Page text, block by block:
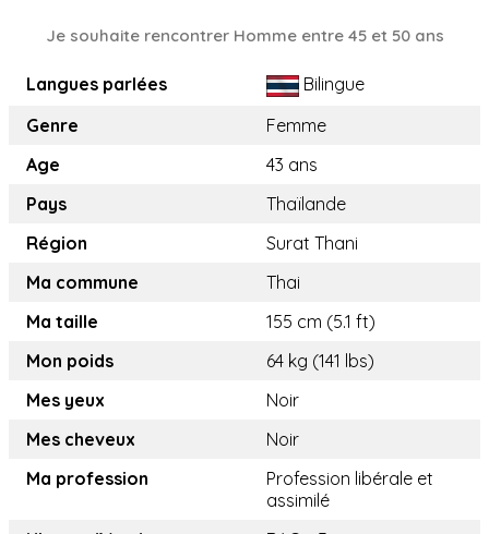
Je souhaite rencontrer Homme entre 45 et 50 ans
Langues parlées
Bilingue
Genre
Femme
Age
43 ans
Pays
Thaïlande
Région
Surat Thani
Ma commune
Thai
Ma taille
155 cm (5.1 ft)
Mon poids
64 kg (141 lbs)
Mes yeux
Noir
Mes cheveux
Noir
Ma profession
Profession libérale et
assimilé